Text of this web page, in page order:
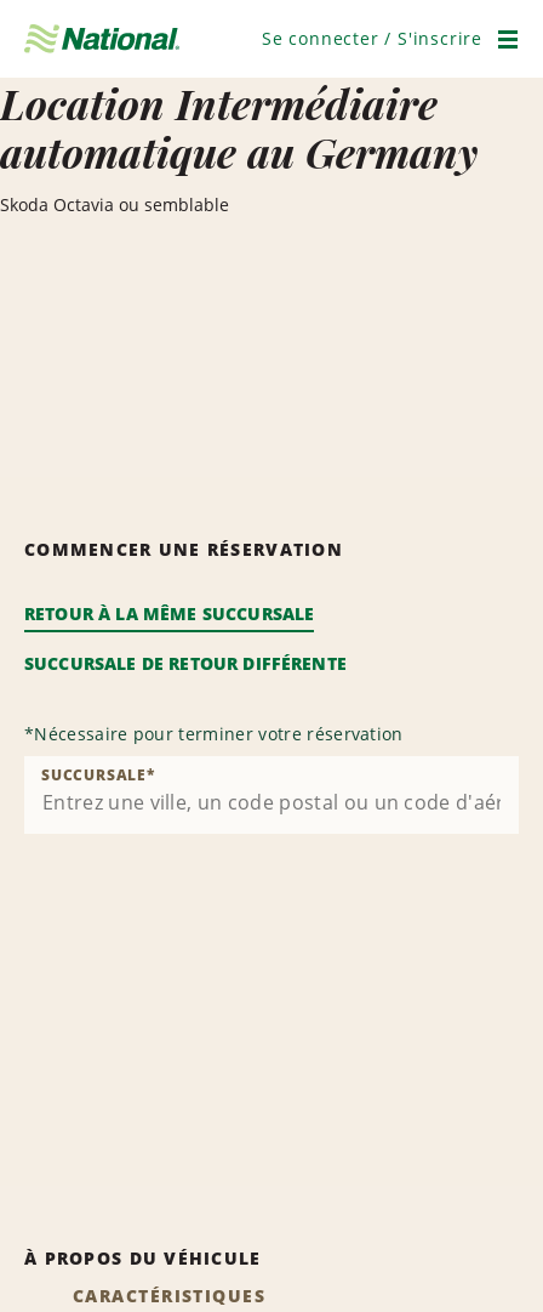
navigation
Se connecter / S'inscrire
Location Intermédiaire
automatique au Germany
Skoda Octavia ou semblable
COMMENCER UNE RÉSERVATION
RETOUR À LA MÊME SUCCURSALE
SUCCURSALE DE RETOUR DIFFÉRENTE
*Nécessaire pour terminer votre réservation
SUCCURSALE*
À PROPOS DU VÉHICULE
CARACTÉRISTIQUES